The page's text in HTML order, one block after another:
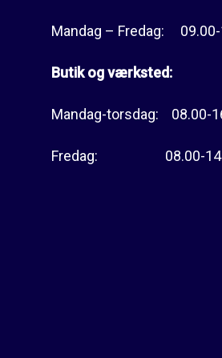
Mandag – Fredag: 09.00-
Butik og værksted:
Mandag-torsdag: 08.00-
Fredag: 08.00-